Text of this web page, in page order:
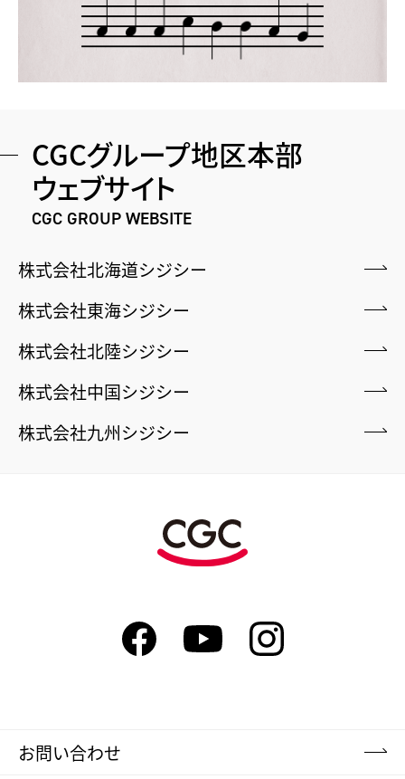
CGCグループ地区本部
ウェブサイト
CGC GROUP WEBSITE
株式会社北海道シジシー
株式会社東海シジシー
株式会社北陸シジシー
株式会社中国シジシー
株式会社九州シジシー
お問い合わせ